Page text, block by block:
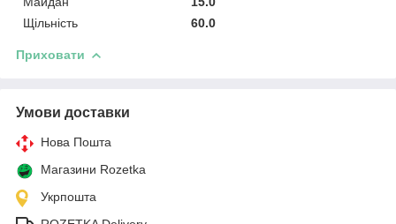
Щільність
60.0
Приховати
Умови доставки
Нова Пошта
Магазини Rozetka
Укрпошта